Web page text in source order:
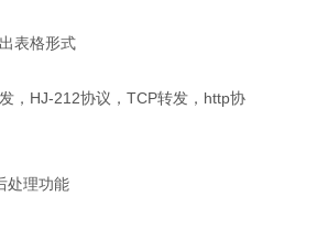
表格形式
，HJ-212协议，TCP转发，http协
处理功能